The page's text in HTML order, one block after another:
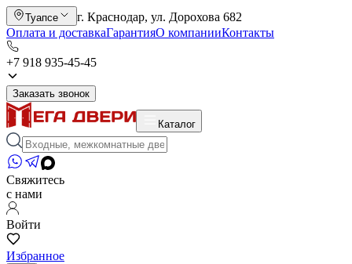
Туапсе
г. Краснодар, ул. Дорохова 682
Оплата и доставкаГарантияО компанииКонтакты
+7 918 935-45-45
Заказать звонок
Каталог
Свяжитесь
с нами
Войти
Избранное